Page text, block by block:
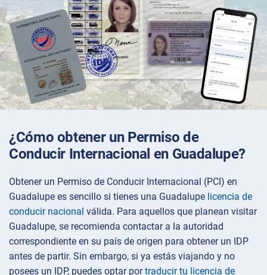
¿Cómo obtener un Permiso de
Conducir Internacional en Guadalupe?
Obtener un Permiso de Conducir Internacional (PCI) en
Guadalupe es sencillo si tienes una Guadalupe licencia de
conducir nacional válida. Para aquellos que planean visitar
Guadalupe, se recomienda contactar a la autoridad
correspondiente en su país de origen para obtener un IDP
antes de partir. Sin embargo, si ya estás viajando y no
posees un IDP, puedes optar portraducir tu licencia de